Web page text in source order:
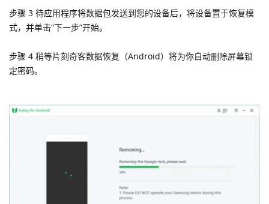
步骤 3 待应用程序将数据包发送到您的设备后，将设备置于恢复模
式，并单击“下一步”开始。
步骤 4 稍等片刻奇客数据恢复（Android）将为你自动删除屏幕锁
定密码。